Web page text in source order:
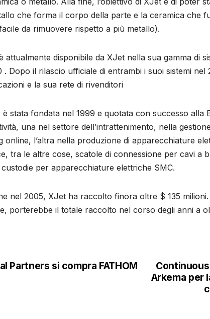
che forma il corpo della parte e la ceramica che
da rimuovere rispetto a più metallo).
attualmente disponibile da XJet nella sua gamma di
Dopo il rilascio ufficiale di entrambi i suoi sistemi nel
e la sua rete di rivenditori
stata fondata nel 1999 e quotata con successo alla
una nel settore dell’intrattenimento, nella
online, l’altra nella produzione di apparecchiature
tra le altre cose, scatole di connessione per cavi a
per apparecchiature elettriche SMC.
nel 2005, XJet ha raccolto finora oltre $ 135
porterebbe il totale raccolto nel corso degli anni a
Arkema per
Partners si compra FATHOM